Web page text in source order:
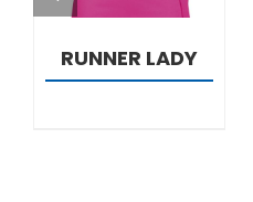
RUNNER LADY